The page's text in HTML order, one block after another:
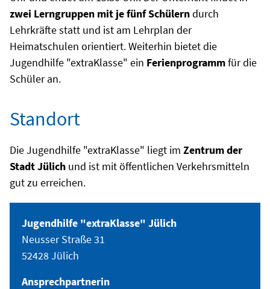
zwei Lerngruppen mit je fünf Schülerndurch
Lehrkräfte statt und ist am Lehrplan der
Heimatschulen orientiert. Weiterhin bietet die
Jugendhilfe "extraKlasse" ein Ferienprogrammfür die
Schüler an.
Standort
Die Jugendhilfe "extraKlasse" liegt im Zentrum der
Stadt Jülich und ist mit öffentlichen Verkehrsmitteln
gut zu erreichen.
Jugendhilfe "extraKlasse" Jülich
Neusser Straße 31
52428 Jülich
Ansprechpartnerin